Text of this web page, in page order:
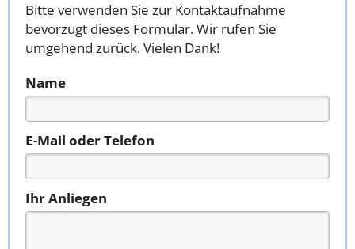
Bitte verwenden Sie zur Kontaktaufnahme
bevorzugt dieses Formular. Wir rufen Sie
umgehend zurück. Vielen Dank!
Name
E-Mail oder Telefon
Ihr Anliegen